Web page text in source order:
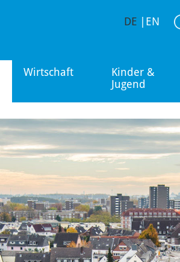
Wirtschaft
Kinder &
Jugend
DE EN